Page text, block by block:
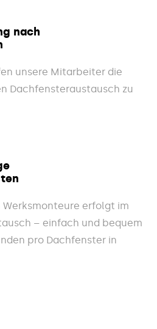
nach
unsere Mitarbeiter die
Dachfensteraustausch zu
erfolgt im
– einfach und bequem
pro Dachfenster in